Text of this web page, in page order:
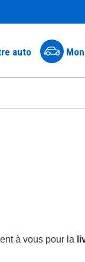
auto
à vous pour la